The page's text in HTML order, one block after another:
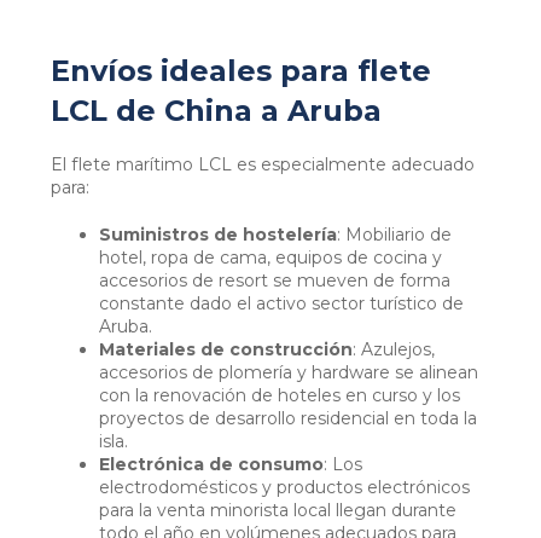
Envíos ideales para flete
LCL de China a Aruba
El flete marítimo LCL es especialmente adecuado
para:
Suministros de hostelería: Mobiliario de
hotel, ropa de cama, equipos de cocina y
accesorios de resort se mueven de forma
constante dado el activo sector turístico de
Aruba.
Materiales de construcción: Azulejos,
accesorios de plomería y hardware se alinean
con la renovación de hoteles en curso y los
proyectos de desarrollo residencial en toda la
isla.
Electrónica de consumo: Los
electrodomésticos y productos electrónicos
para la venta minorista local llegan durante
todo el año en volúmenes adecuados para